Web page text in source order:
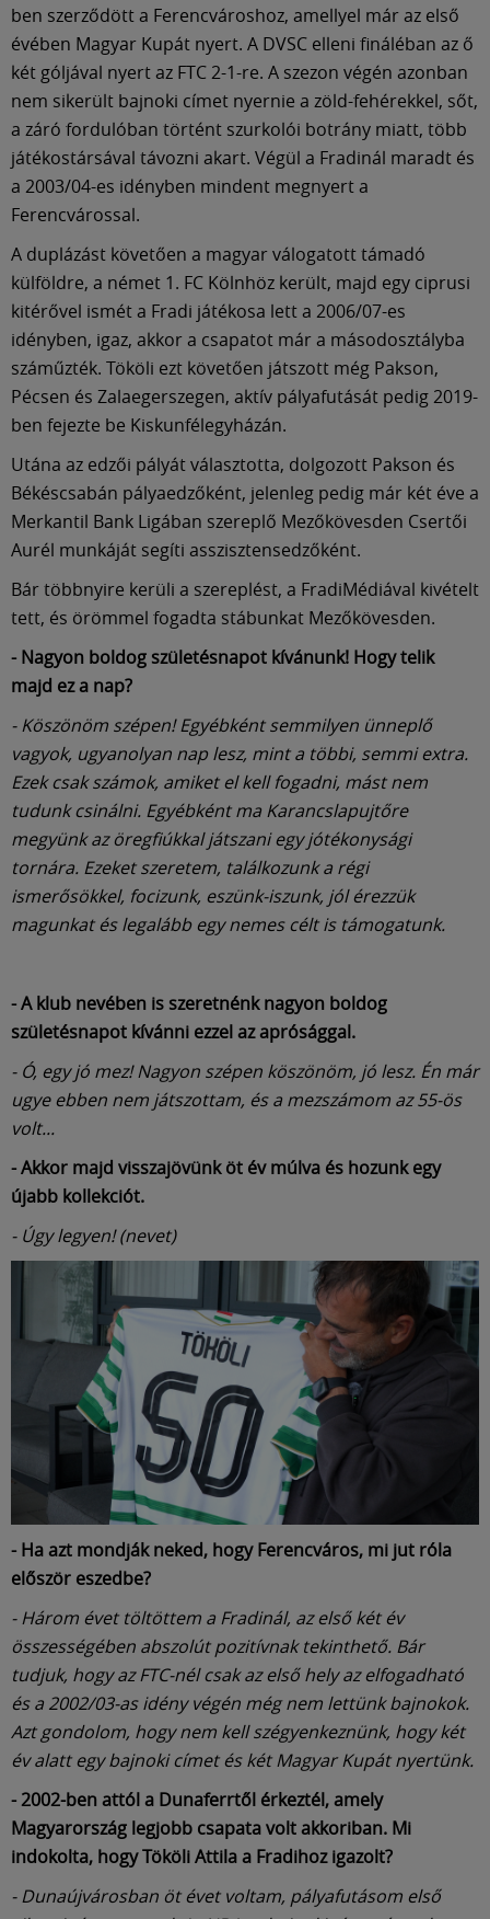
ben szerződött a Ferencvároshoz, amellyel már az első
évében Magyar Kupát nyert. A DVSC elleni fináléban az ő
két góljával nyert az FTC 2-1-re. A szezon végén azonban
nem sikerült bajnoki címet nyernie a zöld-fehérekkel, sőt,
a záró fordulóban történt szurkolói botrány miatt, több
játékostársával távozni akart. Végül a Fradinál maradt és
a 2003/04-es idényben mindent megnyert a
Ferencvárossal.
A duplázást követően a magyar válogatott támadó
külföldre, a német 1. FC Kölnhöz került, majd egy ciprusi
kitérővel ismét a Fradi játékosa lett a 2006/07-es
idényben, igaz, akkor a csapatot már a másodosztályba
száműzték. Tököli ezt követően játszott még Pakson,
Pécsen és Zalaegerszegen, aktív pályafutását pedig 2019-
ben fejezte be Kiskunfélegyházán.
Utána az edzői pályát választotta, dolgozott Pakson és
Békéscsabán pályaedzőként, jelenleg pedig már két éve a
Merkantil Bank Ligában szereplő Mezőkövesden Csertői
Aurél munkáját segíti asszisztensedzőként.
Bár többnyire kerüli a szereplést, a FradiMédiával kivételt
tett, és örömmel fogadta stábunkat Mezőkövesden.
- Nagyon boldog születésnapot kívánunk! Hogy telik
majd ez a nap?
- Köszönöm szépen! Egyébként semmilyen ünneplő
vagyok, ugyanolyan nap lesz, mint a többi, semmi extra.
Ezek csak számok, amiket el kell fogadni, mást nem
tudunk csinálni. Egyébként ma Karancslapujtőre
megyünk az öregfiúkkal játszani egy jótékonysági
tornára. Ezeket szeretem, találkozunk a régi
ismerősökkel, focizunk, eszünk-iszunk, jól érezzük
magunkat és legalább egy nemes célt is támogatunk.
- A klub nevében is szeretnénk nagyon boldog
születésnapot kívánni ezzel az aprósággal.
- Ó, egy jó mez! Nagyon szépen köszönöm, jó lesz. Én már
ugye ebben nem játszottam, és a mezszámom az 55-ös
volt...
- Akkor majd visszajövünk öt év múlva és hozunk egy
újabb kollekciót.
- Úgy legyen! (nevet)
- Ha azt mondják neked, hogy Ferencváros, mi jut róla
először eszedbe?
- Három évet töltöttem a Fradinál, az első két év
összességében abszolút pozitívnak tekinthető. Bár
tudjuk, hogy az FTC-nél csak az első hely az elfogadható
és a 2002/03-as idény végén még nem lettünk bajnokok.
Azt gondolom, hogy nem kell szégyenkeznünk, hogy két
év alatt egy bajnoki címet és két Magyar Kupát nyertünk.
- 2002-ben attól a Dunaferrtől érkeztél, amely
Magyarország legjobb csapata volt akkoriban. Mi
indokolta, hogy Tököli Attila a Fradihoz igazolt?
- Dunaújvárosban öt évet voltam, pályafutásom első
English